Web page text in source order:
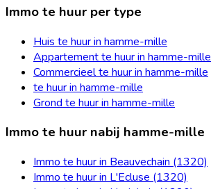
Immo te huur per type
Huis te huur in hamme-mille
Appartement te huur in hamme-mille
Commercieel te huur in hamme-mille
te huur in hamme-mille
Grond te huur in hamme-mille
Immo te huur nabij hamme-mille
Immo te huur in Beauvechain (1320)
Immo te huur in L'Ecluse (1320)